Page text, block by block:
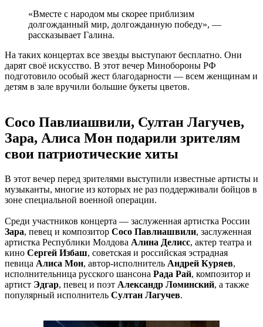
«Вместе с народом мы скорее приблизим
долгожданный мир, долгожданную победу», —
рассказывает Галина.
На таких концертах все звезды выступают бесплатно. Они
дарят своё искусство. В этот вечер Минобороны РФ
подготовило особый жест благодарности — всем женщинам и
детям в зале вручили большие букеты цветов.
Сосо Павлиашвили, Султан Лагучев,
Зара, Алиса Мон подарили зрителям
свои патриотические хиты
В этот вечер перед зрителями выступили известные артисты и
музыканты, многие из которых не раз поддерживали бойцов в
зоне специальной военной операции.
Среди участников концерта — заслуженная артистка России
Зара, певец и композитор Сосо Павлиашвили, заслуженная
артистка Республики Молдова Алина Делисс, актер театра и
кино Сергей Избаш, советская и российская эстрадная
певица Алиса Мон, автор-исполнитель Андрей Куряев,
исполнительница русского шансона Рада Рай, композитор и
артист Эдгар, певец и поэт Александр Ломинский, а также
популярный исполнитель Султан Лагучев.